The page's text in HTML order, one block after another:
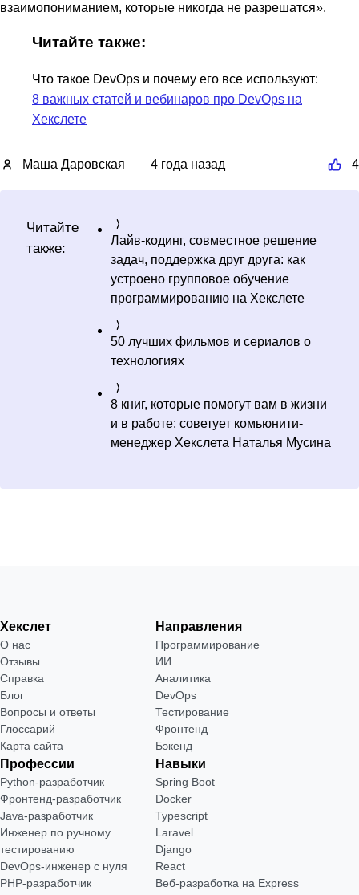
взаимопониманием, которые никогда не разрешатся».
Читайте также:
Что такое DevOps и почему его все используют:
8 важных статей и вебинаров про DevOps на
Хекслете
Маша Даровская 4 года назад 4
Читайте
также:
Лайв-кодинг, совместное решение
задач, поддержка друг друга: как
устроено групповое обучение
программированию на Хекслете
50 лучших фильмов и сериалов о
технологиях
8 книг, которые помогут вам в жизни
и в работе: советует комьюнити-
менеджер Хекслета Наталья Мусина
Хекслет
О нас
Отзывы
Справка
Блог
Вопросы и ответы
Глоссарий
Карта сайта
Направления
Программирование
ИИ
Аналитика
DevOps
Тестирование
Фронтенд
Бэкенд
Профессии
Python-разработчик
Фронтенд-разработчик
Java-разработчик
Инженер по ручному
тестированию
DevOps-инженер с нуля
РНР-разработчик
Навыки
Spring Boot
Docker
Typescript
Laravel
Django
React
Веб-разработка на Express